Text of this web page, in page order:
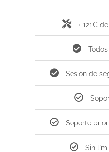
+ 121€
Sesión de
Soporte
Sin